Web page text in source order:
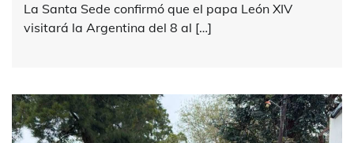
La Santa Sede confirmó que el papa León XIV
visitará la Argentina del 8 al […]